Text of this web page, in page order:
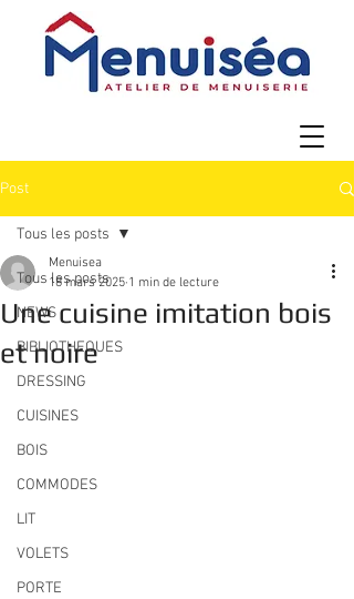
Post
Tous les posts
NEWS
BIBLIOTHEQUES
DRESSING
CUISINES
BOIS
COMMODES
LIT
VOLETS
PORTE
Tous les posts
Une cuisine imitation bois
et noire
Menuisea
18 mars 2025 1 min de lecture